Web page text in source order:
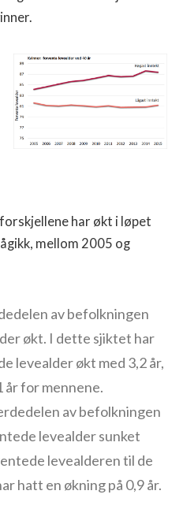
har økt i løpet
mellom 2005 og
av befolkningen
økt. I dette sjiktet har
levealder økt med 3,2 år,
år for mennene.
av befolkningen
levealder sunket
levealderen til de
hatt en økning på 0,9 år.